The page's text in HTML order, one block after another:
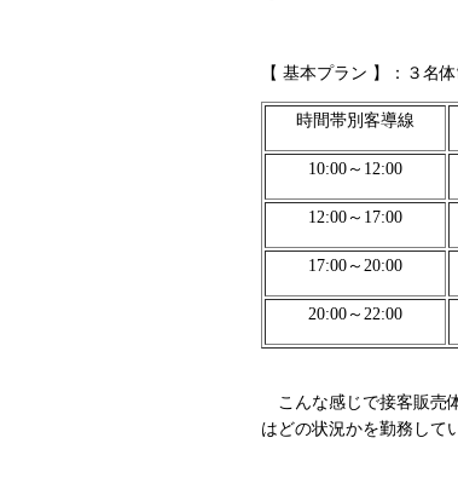
【 基本プラン 】：３
時間帯別客導線
10:00～12:00
12:00～17:00
17:00～20:00
20:00～22:00
こんな感じで接客販売
はどの状況かを勤務して